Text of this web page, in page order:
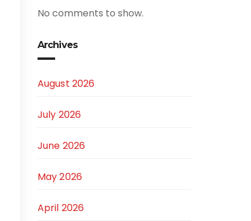
No comments to show.
Archives
August 2026
July 2026
June 2026
May 2026
April 2026